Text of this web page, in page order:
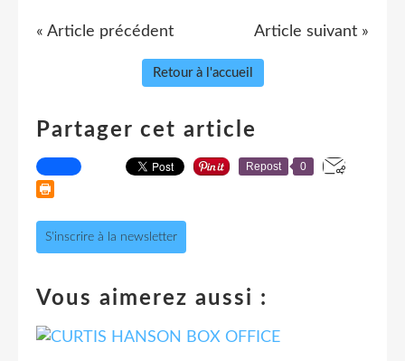
« Article précédent Article suivant »
Retour à l'accueil
Partager cet article
Repost 0
S'inscrire à la newsletter
Vous aimerez aussi :